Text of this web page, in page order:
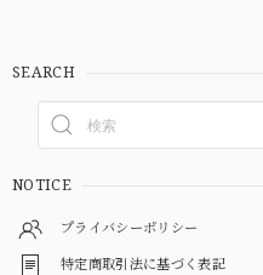
SEARCH
NOTICE
プライバシーポリシー
特定商取引法に基づく表記